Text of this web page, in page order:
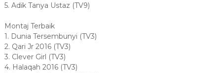
5. Adik Tanya Ustaz (TV9)
Montaj Terbaik
1. Dunia Tersembunyi (TV3)
2. Qari Jr 2016 (TV3)
3. Clever Girl (TV3)
4. Halaqah 2016 (TV3)